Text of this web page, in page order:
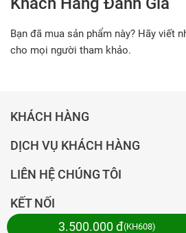
3.500.000 đ KH608
Bạn đã mua sản phẩm này? Hãy viết
cho mọi người tham khảo.
KHÁCH HÀNG
DỊCH VỤ KHÁCH HÀNG
LIÊN HỆ CHÚNG TÔI
KẾT NỐI